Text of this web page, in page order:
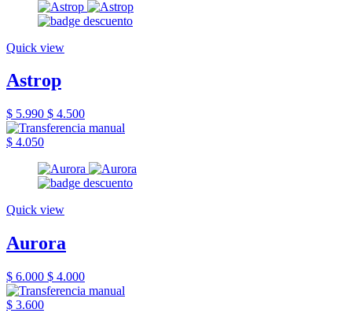
Quick view
Astrop
$ 5.990 $ 4.500
$ 4.050
Quick view
Aurora
$ 6.000 $ 4.000
$ 3.600